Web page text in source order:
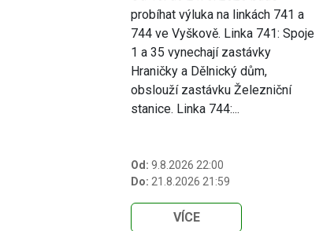
probíhat výluka na linkách 741 a
744 ve Vyškově. Linka 741: Spoje
1 a 35 vynechají zastávky
Hraničky a Dělnický dům,
obslouží zastávku Železniční
stanice. Linka 744:...
Od: 9.8.2026 22:00
Do: 21.8.2026 21:59
VÍCE